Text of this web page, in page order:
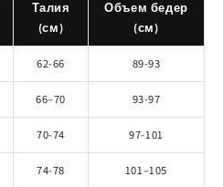
Талия
(см)
Объем бедер
(см)
62-66 89-93
66–70 93-97
70-74 97-101
74-78 101–105